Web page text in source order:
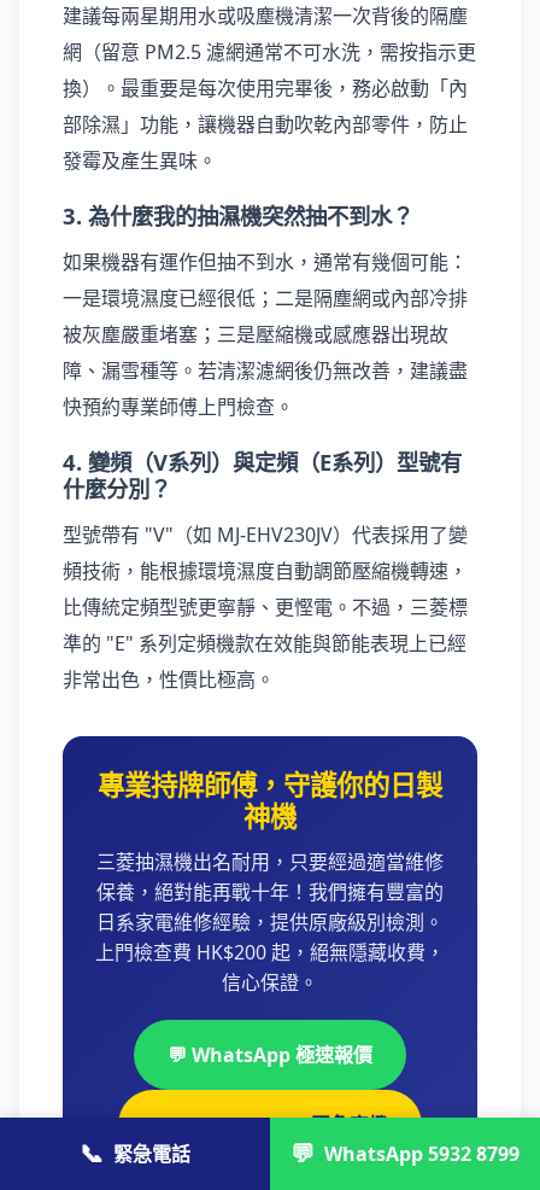
建議每兩星期用水或吸塵機清潔一次背後的隔塵
網（留意 PM2.5 濾網通常不可水洗，需按指示更
換）。最重要是每次使用完畢後，務必啟動「內
部除濕」功能，讓機器自動吹乾內部零件，防止
發霉及產生異味。
3. 為什麼我的抽濕機突然抽不到水？
如果機器有運作但抽不到水，通常有幾個可能：
一是環境濕度已經很低；二是隔塵網或內部冷排
被灰塵嚴重堵塞；三是壓縮機或感應器出現故
障、漏雪種等。若清潔濾網後仍無改善，建議盡
快預約專業師傅上門檢查。
4. 變頻（V系列）與定頻（E系列）型號有
什麼分別？
型號帶有 "V"（如 MJ-EHV230JV）代表採用了變
頻技術，能根據環境濕度自動調節壓縮機轉速，
比傳統定頻型號更寧靜、更慳電。不過，三菱標
準的 "E" 系列定頻機款在效能與節能表現上已經
非常出色，性價比極高。
專業持牌師傅，守護你的日製
神機
三菱抽濕機出名耐用，只要經過適當維修
保養，絕對能再戰十年！我們擁有豐富的
日系家電維修經驗，提供原廠級別檢測。
上門檢查費 HK$200 起，絕無隱藏收費，
信心保證。
💬 WhatsApp 極速報價
📞 +85237428790 緊急直撥
📞 緊急電話 💬 WhatsApp 5932 8799